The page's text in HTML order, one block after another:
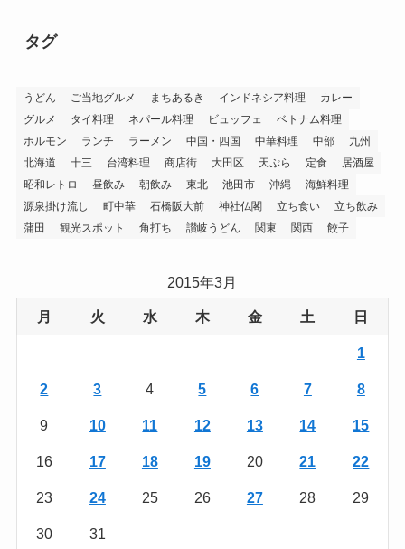
タグ
うどん ご当地グルメ まちあるき インドネシア料理
カレー
グルメ
タイ料理 ネパール料理 ビュッフェ
ベトナム料理
ホルモン
ランチ ラーメン 中国・四国 中華料理 中部
九州
北海道
十三 台湾料理 商店街 大田区 天ぷら 定食
居酒屋
昭和レトロ
昼飲み 朝飲み 東北 池田市 沖縄
海鮮料理
源泉掛け流し
町中華 石橋阪大前 神社仏閣 立ち食い
立ち飲み
蒲田
観光スポット 角打ち 讃岐うどん 関東 関西 餃子
2015年3月
月 火 水 木 金 土 日
1
2 3 4 5 6 7 8
9 10 11 12 13 14 15
16 17 18 19 20 21 22
23 24 25 26 27 28 29
30 31